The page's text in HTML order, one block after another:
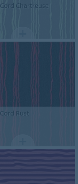
Cord Chartreuse
Cord Rust